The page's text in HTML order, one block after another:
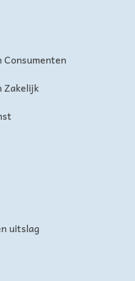
Consumenten
Zakelijk
uitslag